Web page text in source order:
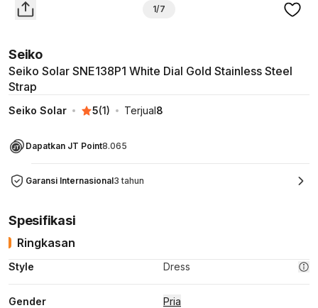
1/7
Seiko
Seiko Solar SNE138P1 White Dial Gold Stainless Steel
Strap
Seiko Solar 5(1) Terjual8
Dapatkan JT Point8.065
Garansi Internasional3 tahun
Spesifikasi
Ringkasan
Style Dress
Gender Pria